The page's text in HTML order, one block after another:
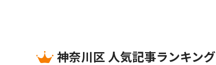
神奈川区 人気記事ランキング